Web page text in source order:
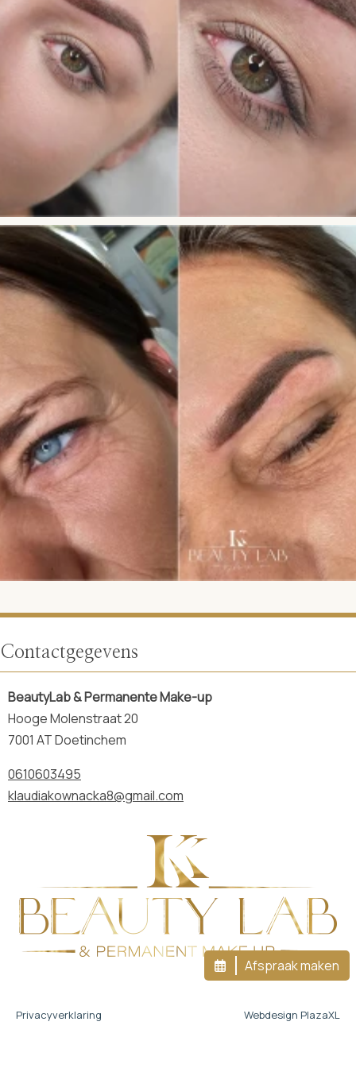
Contactgegevens
BeautyLab & Permanente Make-up
Hooge Molenstraat 20
7001 AT Doetinchem
0610603495
klaudiakownacka8@gmail.com
Afspraak maken
Privacyverklaring Webdesign PlazaXL